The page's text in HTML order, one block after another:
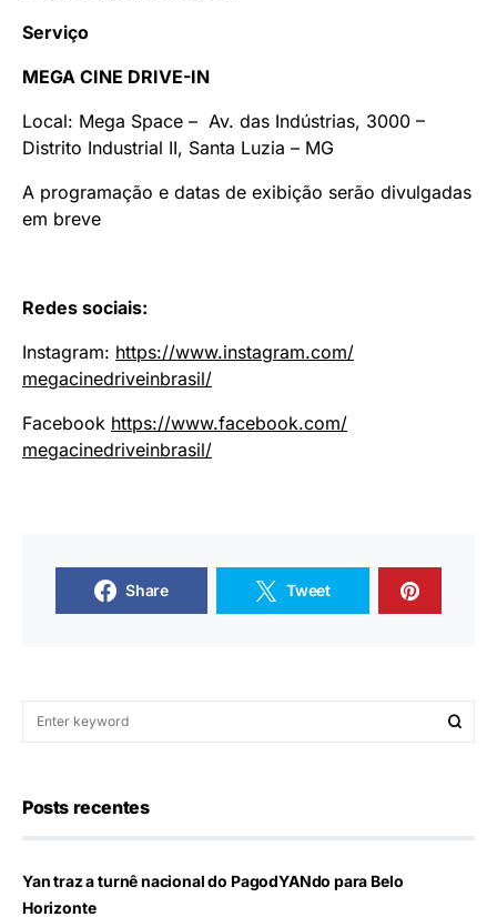
Serviço
MEGA CINE DRIVE-IN
Local: Mega Space – Av. das Indústrias, 3000 –
Distrito Industrial II, Santa Luzia – MG
A programação e datas de exibição serão divulgadas
em breve
Redes sociais:
Instagram: https://www.instagram.com/
megacinedriveinbrasil/
Facebook https://www.facebook.com/
megacinedriveinbrasil/
Share Tweet
Posts recentes
Yan traz a turnê nacional do PagodYANdo para Belo
Horizonte